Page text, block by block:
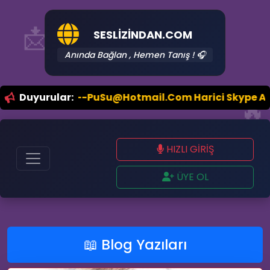
🔥
📩 SESLIZINDAN.COM
Anında Bağlan , Hemen Tanış ! 🎧
Duyurular:
By--PuSu@Hotmail.Com Harici Skype
HIZLI GİRİŞ
ÜYE OL
📖 Blog Yazıları